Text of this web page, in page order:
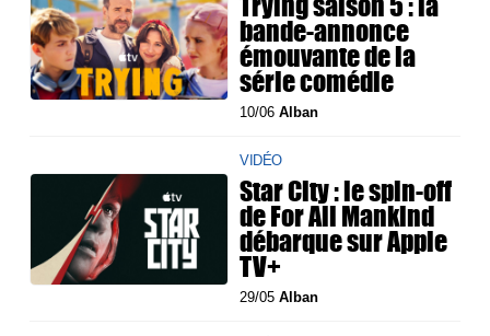
bande-annonce
émouvante de la
série comédie
10/06Alban
VIDÉO
Star City : le spin-off
de For All Mankind
débarque sur Apple
TV+
29/05Alban